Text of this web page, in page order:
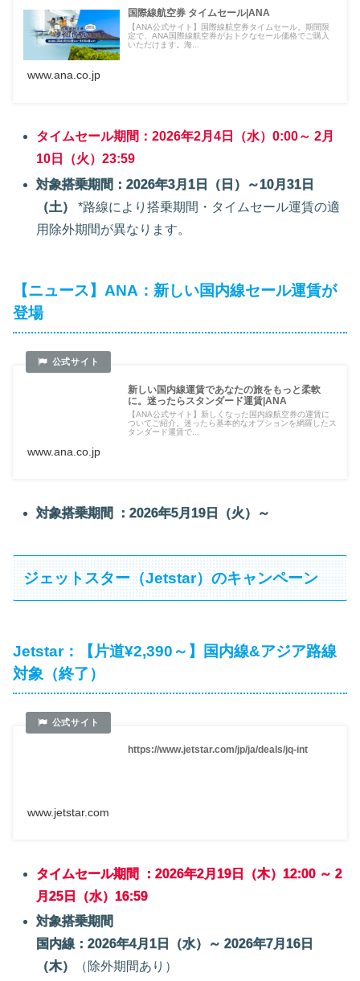
国際線航空券 タイムセール|ANA
【ANA公式サイト】国際線航空券タイムセール。期間限
定で、ANA国際線航空券がおトクなセール価格でご購入
いただけます。海...
www.ana.co.jp
タイムセール期間：2026年2月4日（水）0:00～ 2月
10日（火）23:59
対象搭乗期間：2026年3月1日（日）～10月31日
（土）*路線により搭乗期間・タイムセール運賃の適
用除外期間が異なります。
【ニュース】ANA：新しい国内線セール運賃が
登場
新しい国内線運賃であなたの旅をもっと柔軟
に。迷ったらスタンダード運賃|ANA
【ANA公式サイト】新しくなった国内線航空券の運賃に
ついてご紹介。迷ったら基本的なオプションを網羅したス
タンダード運賃で...
www.ana.co.jp
対象搭乗期間 ：2026年5月19日（火）～
ジェットスター（Jetstar）のキャンペーン
Jetstar：【片道¥2,390～】国内線&アジア路線
対象（終了）
https://www.jetstar.com/jp/ja/deals/jq-int
www.jetstar.com
タイムセール期間 ：2026年2月19日（木）12:00 ～ 2
月25日（水）16:59
対象搭乗期間
国内線：2026年4月1日（水）～ 2026年7月16日
（木）
（除外期間あり）